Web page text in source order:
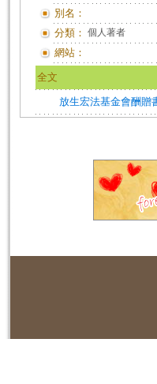
別名：
分類： 個人著者
網站：
全文
放生宏法基金會酬贈